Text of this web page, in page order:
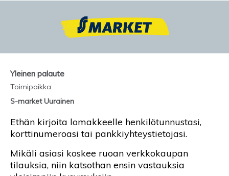
Yleinen palaute
Toimipaikka:
S-market Uurainen
Ethän kirjoita lomakkeelle henkilötunnustasi,
korttinumeroasi tai pankkiyhteystietojasi.
Mikäli asiasi koskee ruoan verkkokaupan
tilauksia, niin katsothan ensin vastauksia